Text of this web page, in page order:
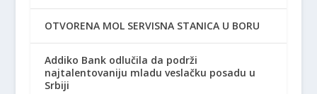
OTVORENA MOL SERVISNA STANICA U BORU
Addiko Bank odlučila da podrži
najtalentovaniju mladu veslačku posadu u
Srbiji